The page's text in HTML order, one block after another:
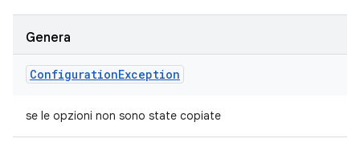
Genera
ConfigurationException
se le opzioni non sono state copiate